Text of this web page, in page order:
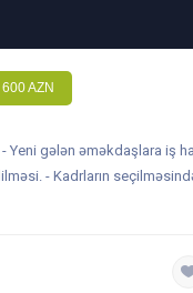
AZN
Yeni gələn əməkdaşlara iş
- Kadrların